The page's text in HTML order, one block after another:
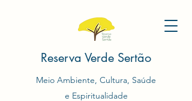
Reserva Verde Sertão
Meio Ambiente, Cultura, Saúde
e Espiritualidade